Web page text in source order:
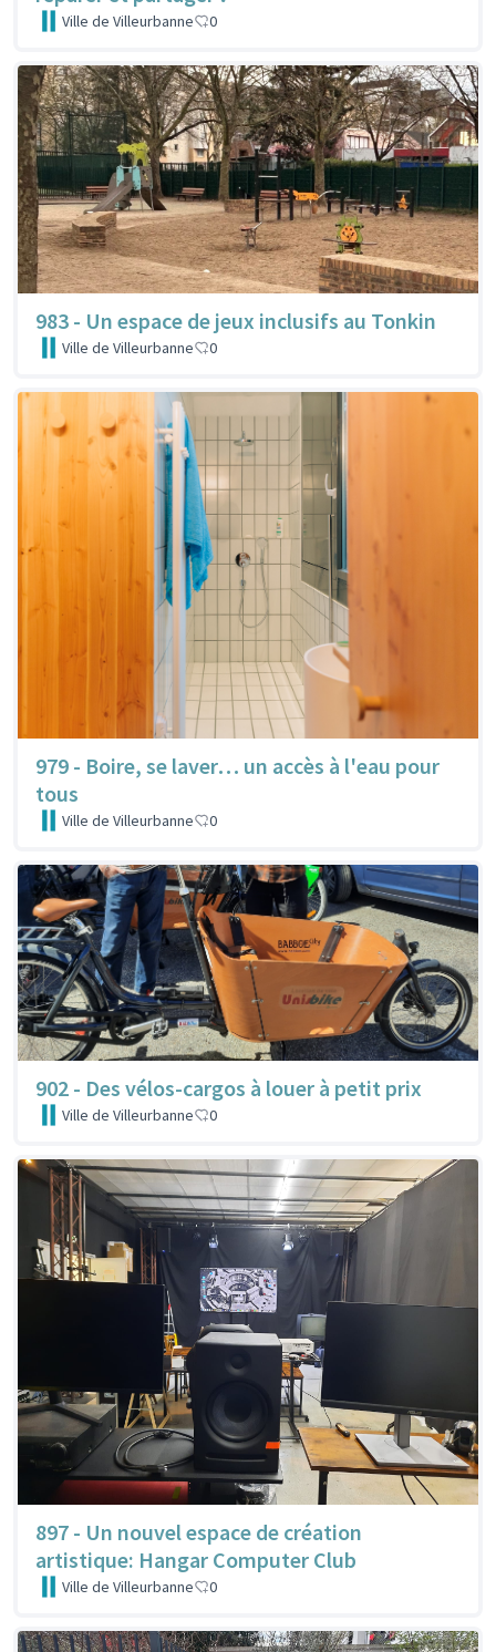
Ville de Villeurbanne 0
983 - Un espace de jeux inclusifs au Tonkin
Ville de Villeurbanne 0
979 - Boire, se laver… un accès à l'eau pour
tous
Ville de Villeurbanne 0
902 - Des vélos-cargos à louer à petit prix
Ville de Villeurbanne 0
897 - Un nouvel espace de création
artistique: Hangar Computer Club
Ville de Villeurbanne 0